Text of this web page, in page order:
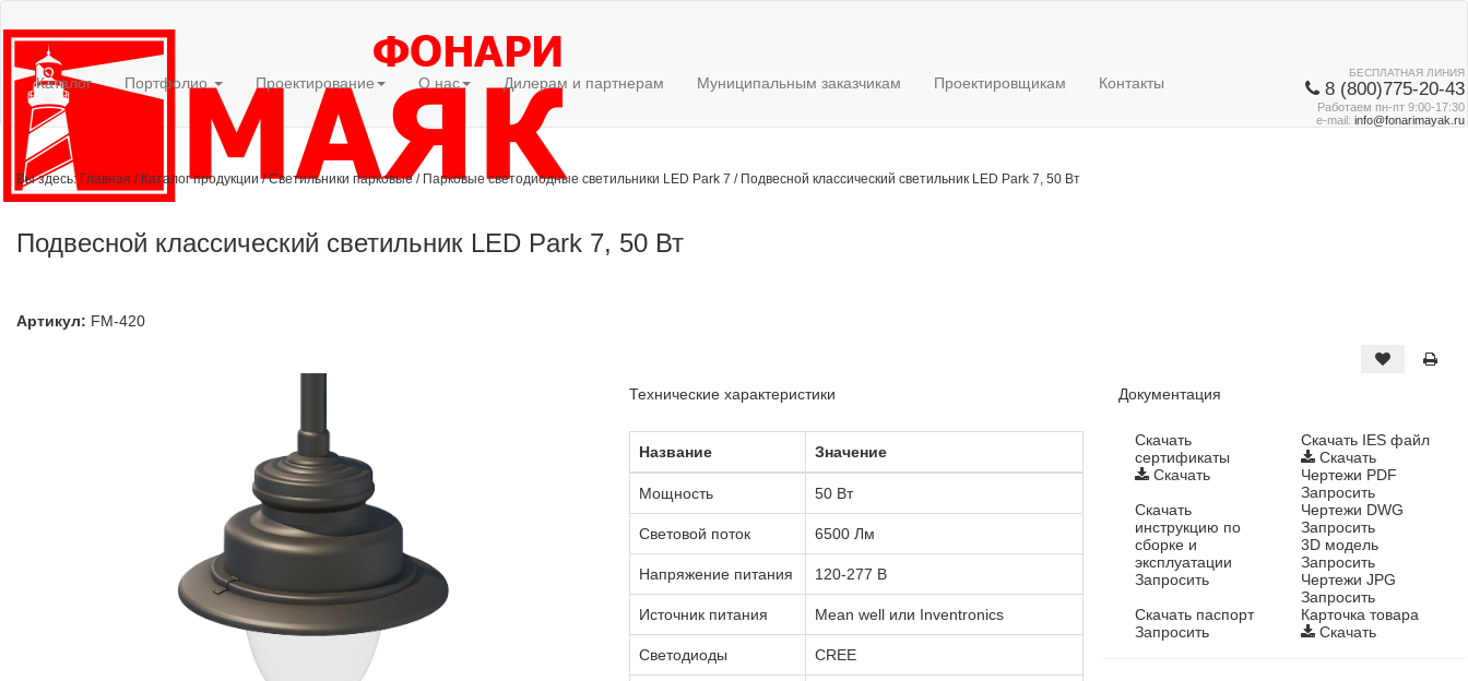
Каталог Портфолио Проектирование О нас Дилерам и партнерам Муниципальным заказчикам Проектировщикам Контакты
БЕСПЛАТНАЯ ЛИНИЯ
8 (800)775-20-43
Работаем пн-пт 9:00-17:30
e-mail: info@fonarimayak.ru
Вы здесь: Главная / Каталог продукции/Светильники парковые/ Парковые светодиодные светильники LED Park 7 / Подвесной классический светильник LED Park 7, 50 Вт
Подвесной классический светильник LED Park 7, 50 Вт
Артикул: FM-420
Технические характеристики
Название Значение
Мощность 50 Вт
Световой поток 6500 Лм
Напряжение питания 120-277 В
Источник питания Mean well или Inventronics
Светодиоды CREE
Документация
Cкачать
сертификаты
Скачать
Скачать IES файл
Скачать
Чертежи PDF
Запросить
Скачать
инструкцию по
сборке и
эксплуатации
Запросить
Чертежи DWG
Запросить
3D модель
Запросить
Чертежи JPG
Запросить
Скачать паспорт
Запросить
Карточка товара
Скачать